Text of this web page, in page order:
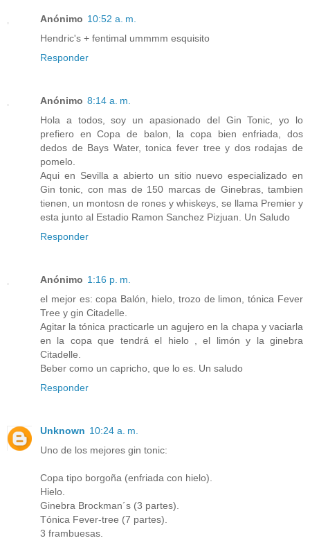
Anónimo 10:52 a. m.
Hendric's + fentimal ummmm esquisito
Responder
Anónimo 8:14 a. m.
Hola a todos, soy un apasionado del Gin Tonic, yo lo
prefiero en Copa de balon, la copa bien enfriada, dos
dedos de Bays Water, tonica fever tree y dos rodajas de
pomelo.
Aqui en Sevilla a abierto un sitio nuevo especializado en
Gin tonic, con mas de 150 marcas de Ginebras, tambien
tienen, un montosn de rones y whiskeys, se llama Premier y
esta junto al Estadio Ramon Sanchez Pizjuan. Un Saludo
Responder
Anónimo 1:16 p. m.
el mejor es: copa Balón, hielo, trozo de limon, tónica Fever
Tree y gin Citadelle.
Agitar la tónica practicarle un agujero en la chapa y vaciarla
en la copa que tendrá el hielo , el limón y la ginebra
Citadelle.
Beber como un capricho, que lo es. Un saludo
Responder
Unknown 10:24 a. m.
Uno de los mejores gin tonic:
Copa tipo borgoña (enfriada con hielo).
Hielo.
Ginebra Brockman´s (3 partes).
Tónica Fever-tree (7 partes).
3 frambuesas.